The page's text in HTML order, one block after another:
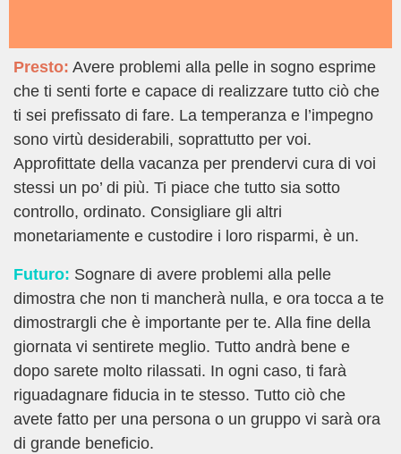
Presto: Avere problemi alla pelle in sogno esprime
che ti senti forte e capace di realizzare tutto ciò che
ti sei prefissato di fare. La temperanza e l’impegno
sono virtù desiderabili, soprattutto per voi.
Approfittate della vacanza per prendervi cura di voi
stessi un po’ di più. Ti piace che tutto sia sotto
controllo, ordinato. Consigliare gli altri
monetariamente e custodire i loro risparmi, è un.
Futuro: Sognare di avere problemi alla pelle
dimostra che non ti mancherà nulla, e ora tocca a te
dimostrargli che è importante per te. Alla fine della
giornata vi sentirete meglio. Tutto andrà bene e
dopo sarete molto rilassati. In ogni caso, ti farà
riguadagnare fiducia in te stesso. Tutto ciò che
avete fatto per una persona o un gruppo vi sarà ora
di grande beneficio.